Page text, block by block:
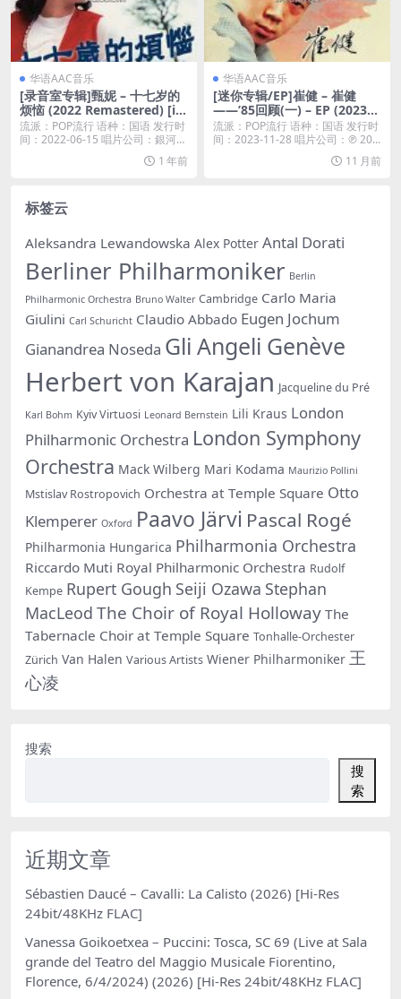
华语AAC音乐
[录音室专辑]甄妮 – 十七岁的
烦恼 (2022 Remastered) [iT
unes Plus M4A]
流派：POP流行 语种：国语 发行时
间：2022-06-15 唱片公司：銀河唱
1 年前
华语AAC音乐
[迷你专辑/EP]崔健 – 崔健
——’85回顾(一) – EP (2023)
[iTunes Plus M4A]
流派：POP流行 语种：国语 发行时
间：2023-11-28 唱片公司：℗ 20...
11 月前
标签云
Aleksandra Lewandowska Alex Potter Antal Dorati
Berliner Philharmoniker Berlin
Philharmonic Orchestra Bruno Walter Cambridge Carlo Maria
Giulini Carl Schuricht Claudio Abbado Eugen Jochum
Gianandrea Noseda Gli Angeli Genève
Herbert von Karajan Jacqueline du Pré
Karl Bohm Kyiv Virtuosi Leonard Bernstein Lili Kraus London
Philharmonic Orchestra London Symphony
Orchestra Mack Wilberg Mari Kodama Maurizio Pollini
Mstislav Rostropovich Orchestra at Temple Square Otto
Klemperer Oxford Paavo Järvi Pascal Rogé
Philharmonia Hungarica Philharmonia Orchestra
Riccardo Muti Royal Philharmonic Orchestra Rudolf
Kempe Rupert Gough Seiji Ozawa Stephan
MacLeod The Choir of Royal Holloway The
Tabernacle Choir at Temple Square Tonhalle-Orchester
Zürich Van Halen Various Artists Wiener Philharmoniker 王
心凌
搜索
搜
索
近期文章
Sébastien Daucé – Cavalli: La Calisto (2026) [Hi-Res
24bit/48KHz FLAC]
Vanessa Goikoetxea – Puccini: Tosca, SC 69 (Live at Sala
grande del Teatro del Maggio Musicale Fiorentino,
Florence, 6/4/2024) (2026) [Hi-Res 24bit/48KHz FLAC]